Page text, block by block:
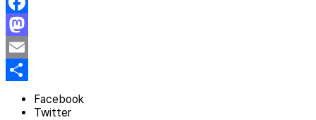
Facebook
Mastodon
Email
Share
Facebook
Twitter